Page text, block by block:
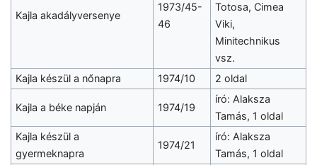
Kajla akadályversenye
1973/45-
46
Totosa, Cimea
Viki,
Minitechnikus
vsz.
Kajla készül a nőnapra
1974/10 2 oldal
Kajla a béke napján 1974/19
író: Alaksza
Tamás, 1 oldal
Kajla készül a
gyermeknapra
1974/21
író: Alaksza
Tamás, 1 oldal